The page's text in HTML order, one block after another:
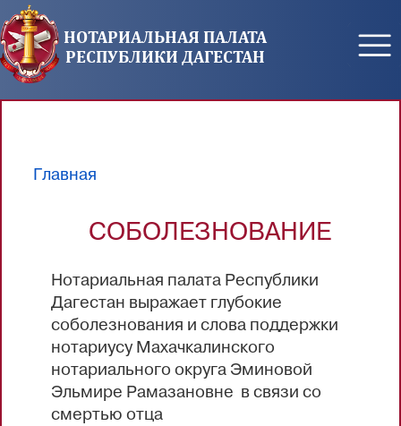
Перейти к основному содержанию
НОТАРИАЛЬНАЯ ПАЛАТА
РЕСПУБЛИКИ ДАГЕСТАН
Главная
СОБОЛЕЗНОВАНИЕ
Нотариальная палата Республики
Дагестан выражает глубокие
соболезнования и слова поддержки
нотариусу Махачкалинского
нотариального округа Эминовой
Эльмире Рамазановне в связи со
смертью отца